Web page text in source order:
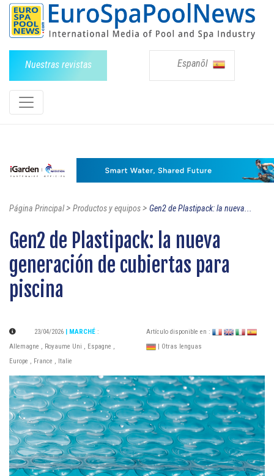
Nuestras revistas Espanõl
Página Principal> Productos y equipos> Gen2 de Plastipack: la nueva...
Gen2 de Plastipack: la nueva
generación de cubiertas para
piscina
23/04/2026 | MARCHÉ :
Allemagne , Royaume Uni , Espagne ,
Europe , France , Italie
Artículo disponible en :
| Otras lenguas